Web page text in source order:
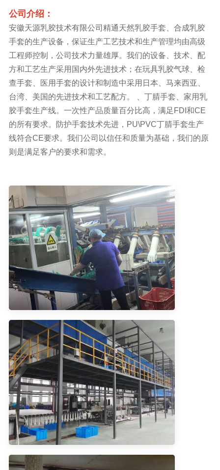
公司介绍：
安徽天源乳胶技术有限公司精通天然乳胶手套、合成乳胶
手套的生产设备，保证生产工艺技术和生产管理均由高级
工程师控制，公司技术力量雄厚。我们的设备、技术、配
方和工艺生产采用国内外先进技术；在玩具乳胶气球、检
查手套、医用手套的设计和制造中采用日本、马来西亚、
台湾、美国的先进技术和工艺配方。 、丁腈手套、家用乳
胶手套生产线。一次性产品质量百分比高，满足FDI和CE
的所有要求。防护手套技术先进，PU\PVC丁腈手套生产
线符合CE要求。我们公司以信任和质量为基础，我们的原
则是满足客户的要求和需求。